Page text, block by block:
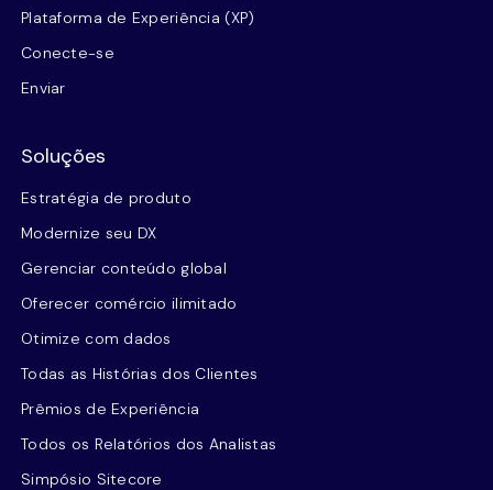
Plataforma de Experiência (XP)
Conecte-se
Enviar
Soluções
Estratégia de produto
Modernize seu DX
Gerenciar conteúdo global
Oferecer comércio ilimitado
Otimize com dados
Todas as Histórias dos Clientes
Prêmios de Experiência
Todos os Relatórios dos Analistas
Simpósio Sitecore